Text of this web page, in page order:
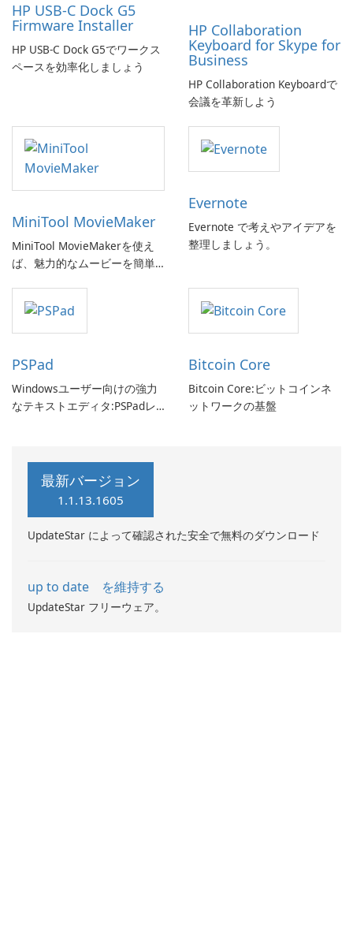
HP USB-C Dock G5
Firmware Installer
HP USB-C Dock G5でワークス
ペースを効率化しましょう
HP Collaboration
Keyboard for Skype for
Business
HP Collaboration Keyboardで
会議を革新しよう
MiniTool MovieMaker
MiniTool MovieMakerを使え
ば、魅力的なムービーを簡単
Evernote
Evernote で考えやアイデアを
整理しましょう。
PSPad
Windowsユーザー向けの強力
なテキストエディタ:PSPadレ
Bitcoin Core
Bitcoin Core:ビットコインネ
ットワークの基盤
最新バージョン
1.1.13.1605
UpdateStar によって確認された安全で無料のダウンロード
up to date を維持する
UpdateStar フリーウェア。